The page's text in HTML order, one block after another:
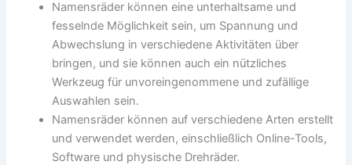
Namensräder können eine unterhaltsame und
fesselnde Möglichkeit sein, um Spannung und
Abwechslung in verschiedene Aktivitäten über
bringen, und sie können auch ein nützliches
Werkzeug für unvoreingenommene und zufällige
Auswahlen sein.
Namensräder können auf verschiedene Arten erstellt
und verwendet werden, einschließlich Online-Tools,
Software und physische Drehräder.